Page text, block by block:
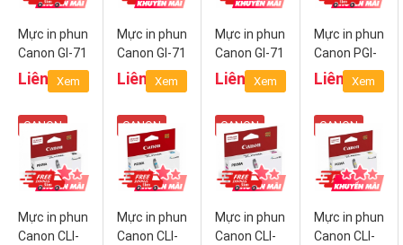
Mực in phun
Canon GI-71
C (Cyan)
Liên hệ
Xem
Mực in phun
Canon GI-71
M
(Magenta)
Liên hệ
Xem
Mực in phun
Canon GI-71
Y (Yellow)
Liên hệ
Xem
Mực in phun
Canon PGI-
780 BK
(Pigment
Liên hệ
Xem
CANON
Mực in phun
Canon CLI-
CANON
Mực in phun
Canon CLI-
CANON
Mực in phun
Canon CLI-
CANON
Mực in phun
Canon CLI-